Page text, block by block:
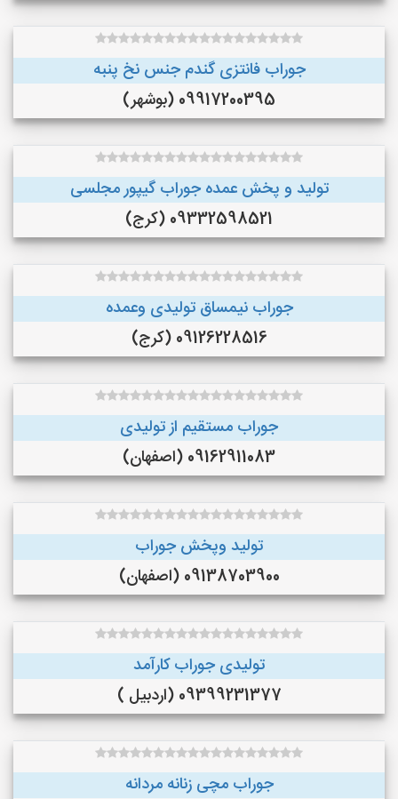
جوراب فانتزی گندم جنس نخ پنبه
09917200395 (بوشهر)
تولید و پخش عمده جوراب گیپور مجلسی
09332598521 (کرج)
جوراب نیمساق تولیدی وعمده
09126228516 (کرج)
جوراب مستقیم از تولیدی
09162911083 (اصفهان)
تولید وپخش جوراب
09138703900 (اصفهان)
تولیدی جوراب کارآمد
09399231377 (اردبیل )
جوراب مچی زنانه مردانه